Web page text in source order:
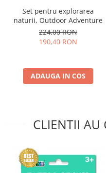
Set pentru explorarea
naturii, Outdoor Adventure
224,00 RON
190,40 RON
ADAUGA IN COS
CLIENTII AU